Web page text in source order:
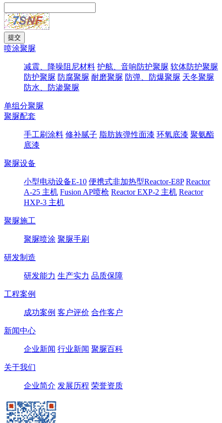
喷涂聚脲
减震、降噪阻尼材料 护舷、音响防护聚脲 软体防护聚脲
防护聚脲 防腐聚脲 耐磨聚脲 防弹、防爆聚脲 天冬聚脲
防水、防渗聚脲
单组分聚脲
聚脲配套
手工刷涂料 修补腻子 脂肪族弹性面漆 环氧底漆 聚氨酯
底漆
聚脲设备
小型电动设备E-10 便携式非加热型Reactor-E8P Reactor
A-25 主机 Fusion AP喷枪 Reactor EXP-2 主机 Reactor
HXP-3 主机
聚脲施工
聚脲喷涂 聚脲手刷
研发制造
研发能力 生产实力 品质保障
工程案例
成功案例 客户评价 合作客户
新闻中心
企业新闻 行业新闻 聚脲百科
关于我们
企业简介 发展历程 荣誉资质